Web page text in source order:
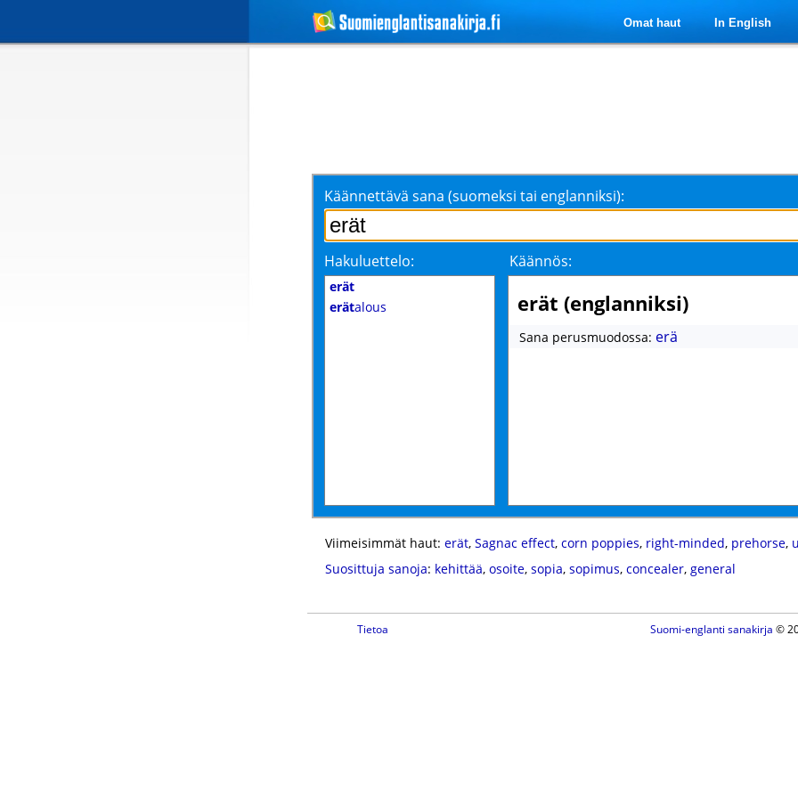
Omat haut In English
Käännettävä sana (suomeksi tai englanniksi):
Hakuluettelo: Käännös:
erät
erätalous erät (englanniksi)
Sana perusmuodossa: erä
Viimeisimmät haut: erät, Sagnac effect, corn poppies, right-minded, prehorse,
Suosittuja sanoja: kehittää, osoite, sopia, sopimus, concealer, general
Tietoa Suomi-englanti sanakirja ©